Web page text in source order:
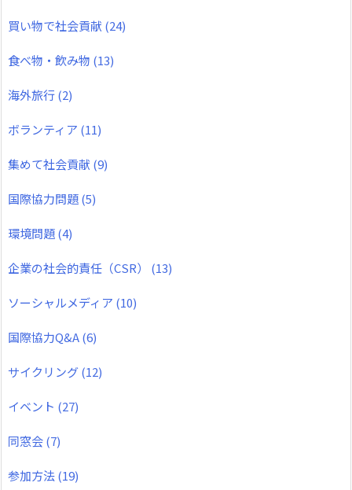
買い物で社会貢献 (24)
食べ物・飲み物 (13)
海外旅行(2)
ボランティア (11)
集めて社会貢献 (9)
国際協力問題(5)
環境問題(4)
企業の社会的責任（CSR） (13)
ソーシャルメディア (10)
国際協力Q&A(6)
サイクリング(12)
イベント (27)
同窓会(7)
参加方法(19)